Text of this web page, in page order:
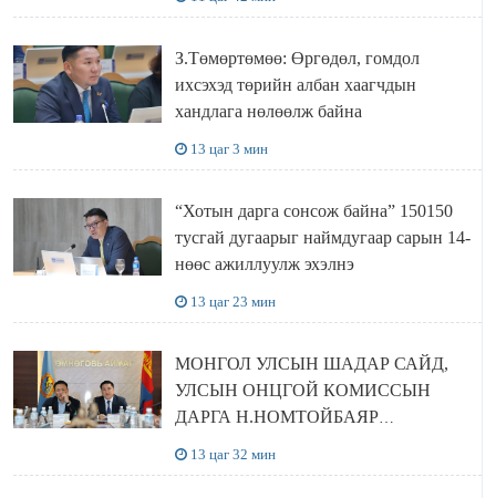
З.Төмөртөмөө: Өргөдөл, гомдол
ихсэхэд төрийн албан хаагчдын
хандлага нөлөөлж байна
13 цаг 3 мин
“Хотын дарга сонсож байна” 150150
тусгай дугаарыг наймдугаар сарын 14-
нөөс ажиллуулж эхэлнэ
13 цаг 23 мин
МОНГОЛ УЛСЫН ШАДАР САЙД,
УЛСЫН ОНЦГОЙ КОМИССЫН
ДАРГА Н.НОМТОЙБАЯР
13 цаг 32 мин